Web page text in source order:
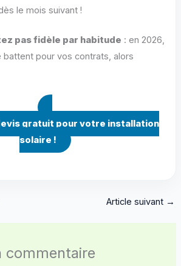
le mois suivant !
pas fidèle par habitude : en 2026,
battent pour vos contrats, alors
gratuit pour votre installation
solaire !
Article suivant →
commentaire